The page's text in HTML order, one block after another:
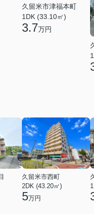
久留米市津福本町
1DK (33.10㎡)
3.7万円
久留米市西町
2DK (43.20㎡)
5万円